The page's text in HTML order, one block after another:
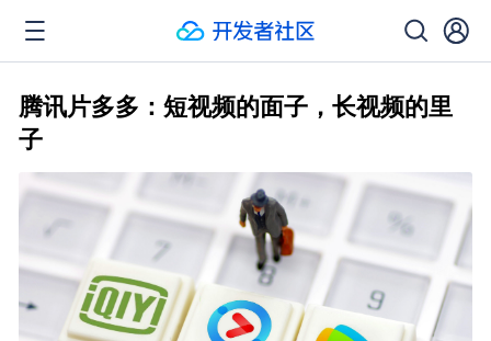
腾讯片多多：短视频的面子，长视频的里
子